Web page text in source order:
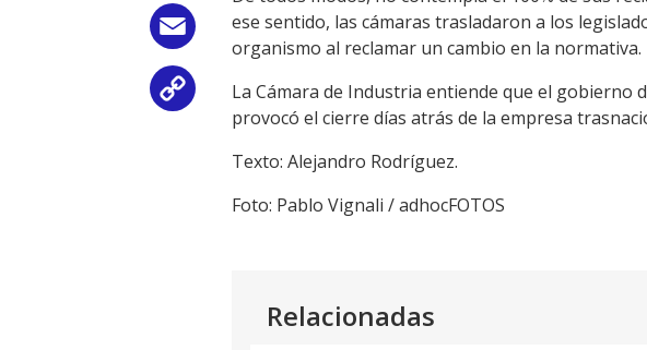
Email
Copy
ese sentido, las cámaras trasladaron a los
organismo al reclamar un cambio en la normativa.
La Cámara de Industria entiende que el gobierno
provocó el cierre días atrás de la empresa
Texto: Alejandro Rodríguez.
Foto: Pablo Vignali / adhocFOTOS
Relacionadas